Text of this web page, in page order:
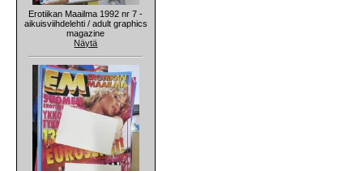
Erotiikan Maailma 1992 nr 7 -
aikuisviihdelehti / adult graphics
magazine
Näytä